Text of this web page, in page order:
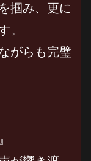
掴み、更に
。
がらも完璧